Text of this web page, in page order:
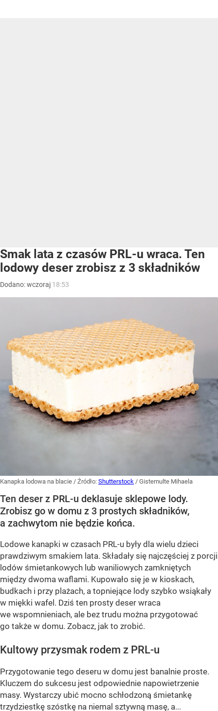
Smak lata z czasów PRL-u wraca. Ten
lodowy deser zrobisz z 3 składników
Dodano:wczoraj 18:53
Kanapka lodowa na blacie / Źródło: Shutterstock / Gistemulte Mihaela
Ten deser z PRL-u deklasuje sklepowe lody.
Zrobisz go w domu z 3 prostych składników,
a zachwytom nie będzie końca.
Lodowe kanapki w czasach PRL-u były dla wielu dzieci
prawdziwym smakiem lata. Składały się najczęściej z porcji
lodów śmietankowych lub waniliowych zamkniętych
między dwoma waflami. Kupowało się je w kioskach,
budkach i przy plażach, a topniejące lody szybko wsiąkały
w miękki wafel. Dziś ten prosty deser wraca
we wspomnieniach, ale bez trudu można przygotować
go także w domu. Zobacz, jak to zrobić.
Kultowy przysmak rodem z PRL-u
Przygotowanie tego deseru w domu jest banalnie proste.
Kluczem do sukcesu jest odpowiednie napowietrzenie
masy. Wystarczy ubić mocno schłodzoną śmietankę
trzydziestkę szóstkę na niemal sztywną masę, a...